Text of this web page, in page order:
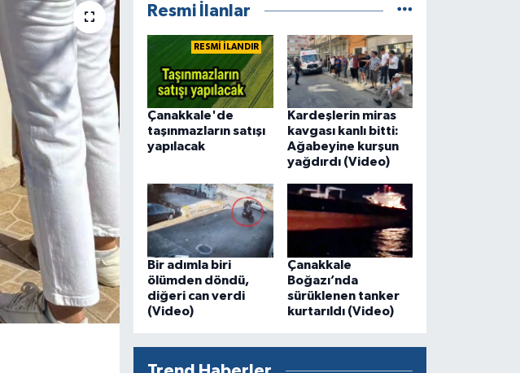
Resmi İlanlar
RESMİ İLANDIR
Çanakkale'de
taşınmazların satışı
yapılacak
Kardeşlerin miras
kavgası kanlı bitti:
Ağabeyine kurşun
yağdırdı (Video)
Bir adımla biri
ölümden döndü,
diğeri can verdi
(Video)
Çanakkale
Boğazı’nda
sürüklenen tanker
kurtarıldı (Video)